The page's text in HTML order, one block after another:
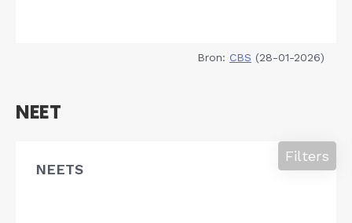
Bron: CBS (28-01-2026)
NEET
NEETS
Filters